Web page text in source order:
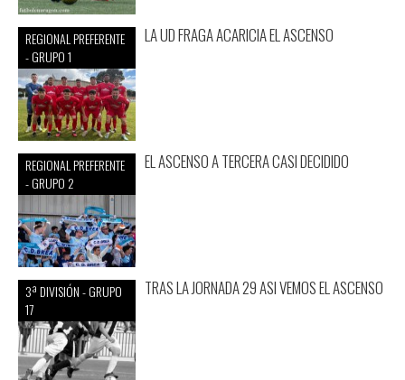
REGIONAL PREFERENTE
- GRUPO 1
LA UD FRAGA ACARICIA EL ASCENSO
REGIONAL PREFERENTE
- GRUPO 2
EL ASCENSO A TERCERA CASI DECIDIDO
3ª DIVISIÓN - GRUPO
17
TRAS LA JORNADA 29 ASI VEMOS EL ASCENSO